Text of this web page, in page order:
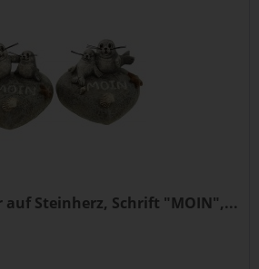
auf Steinherz, Schrift "MOIN",...